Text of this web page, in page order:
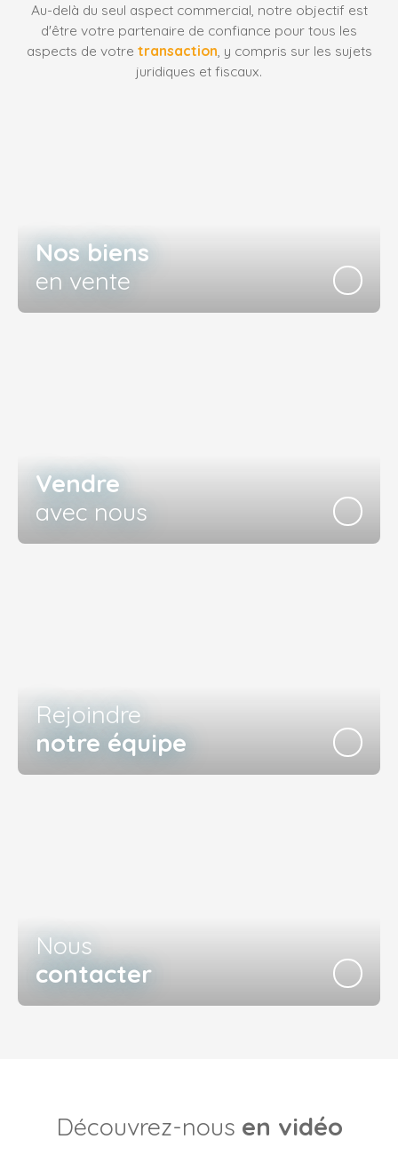
Au-delà du seul aspect commercial, notre objectif est
d'être votre partenaire de confiance pour tous les
aspects de votre transaction, y compris sur les sujets
juridiques et fiscaux.
Nos biens
en vente
Vendre
avec nous
Rejoindre
notre équipe
Nous
contacter
Découvrez-nous en vidéo